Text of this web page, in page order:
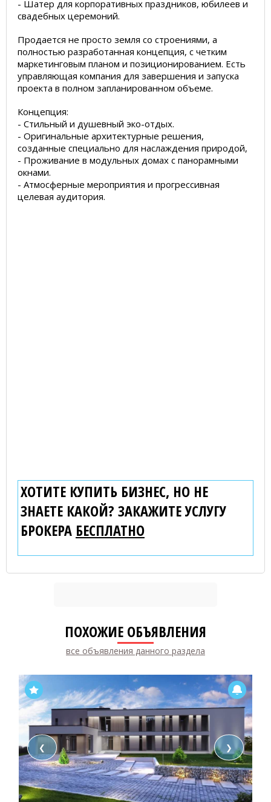
- Шатер для корпоративных праздников, юбилеев и
свадебных церемоний.
Продается не просто земля со строениями, а
полностью разработанная концепция, с четким
маркетинговым планом и позиционированием. Есть
управляющая компания для завершения и запуска
проекта в полном запланированном объеме.
Концепция:
- Стильный и душевный эко-отдых.
- Оригинальные архитектурные решения,
созданные специально для наслаждения природой,
- Проживание в модульных домах с панорамными
окнами.
- Атмосферные мероприятия и прогрессивная
целевая аудитория.
ХОТИТЕ КУПИТЬ БИЗНЕС, НО НЕ
ЗНАЕТЕ КАКОЙ? ЗАКАЖИТЕ УСЛУГУ
БРОКЕРА БЕСПЛАТНО
ПОХОЖИЕ ОБЪЯВЛЕНИЯ
все объявления данного раздела
❮ ❯